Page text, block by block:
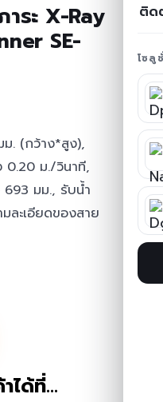
ติด
โซลู
ระ X-Ray
SE-
. (กว้าง*สูง),
0.20 ม./วินาที,
693 มม., รับน้ำ
ละเอียดของสาย
ได้ที่…